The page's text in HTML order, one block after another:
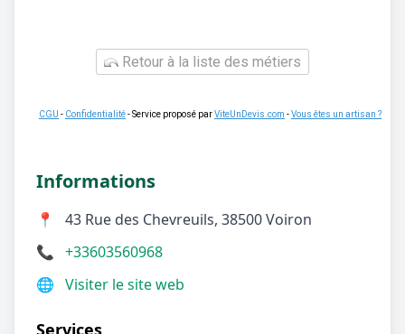
Retour à la liste des métiers
CGU - Confidentialité- Service proposé parViteUnDevis.com -Vous êtes un artisan ?
Informations
📍
43 Rue des Chevreuils, 38500 Voiron
📞 +33603560968
🌐 Visiter le site web
Services